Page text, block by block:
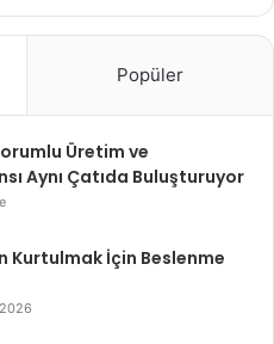
Popüler
Üretim ve
Aynı Çatıda Buluşturuyor
Kurtulmak İçin Beslenme